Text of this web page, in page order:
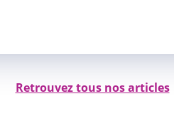
Retrouvez tous nos articles